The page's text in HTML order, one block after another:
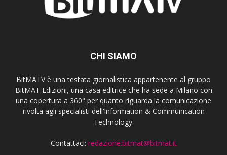
CHI SIAMO
BitMATV è una testata giornalistica appartenente al gruppo
BitMAT Edizioni, una casa editrice che ha sede a Milano con
una copertura a 360° per quanto riguarda la comunicazione
rivolta agli specialisti dell'lnformation & Communication
Technology.
Contattaci: redazione.bitmat@bitmat.it